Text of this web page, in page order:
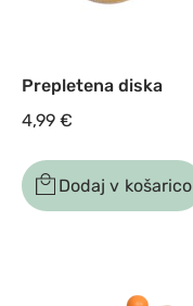
Prepletena diska
4,99€
Dodaj v košarico